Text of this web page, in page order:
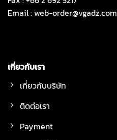
Email :web-order@vgadz.com
เกี่ยวกับเรา
เกี่ยวกับบริษัท
ติดต่อเรา
Payment